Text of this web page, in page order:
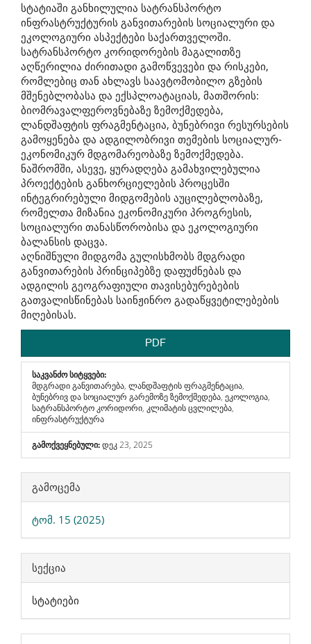
სტატიაში განხილულია სატრანსპორტო
ინფრასტრუქტურის განვითარების სოციალური და
ეკოლოგიური ასპექტები საქართველოში.
სატრანსპორტო კორიდორების მაგალითზე
აღწერილია ძირითადი გამოწვევები და რისკები,
რომლებიც თან ახლავს საავტომობილო გზების
მშენებლობასა და ექსპლოატაციას, მათშორის:
ბიომრავალფეროვნებაზე ზემოქმედება,
ლანდშაფტის ფრაგმენტაცია, ბუნებრივი რესურსების
გამოყენება და ადგილობრივი თემების სოციალურ-
ეკონომიკურ მდგომარეობაზე ზემოქმედება.
ნაშრომში, ასევე, ყურადღება გამახვილებულია
პროექტების განხორციელების პროცესში
ინტეგრირებული მიდგომების აუცილებლობაზე,
რომელთა მიზანია ეკონომიკური პროგრესის,
სოციალური თანასწორობისა და ეკოლოგიური
ბალანსის დაცვა.
აღნიშნული მიდგომა გულისხმობს მდგრადი
განვითარების პრინციპებზე დაფუძნებას და
ადგილის გეოგრაფიული თავისებურებების
გათვალისწინებას საინჟინრო გადაწყვეტილებების
მიღებისას.
PDF
საკვანძო სიტყვები:
მდგრადი განვითარება, ლანდშაფტის ფრაგმენტაცია,
ბუნებრივ და სოციალურ გარემოზე ზემოქმედება, ეკოლოგია,
სატრანსპორტო კორიდორი, კლიმატის ცვლილება,
ინფრასტრუქტურა
გამოქვეყნებული:დეკ 23, 2025
Article
Details
გამოცემა
ტომ. 15 (2025)
სექცია
სტატიები